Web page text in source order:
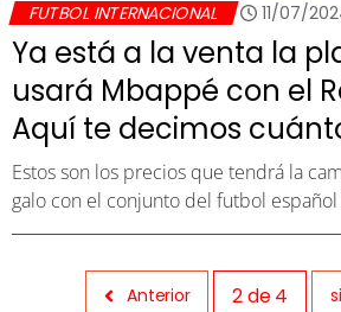
FUTBOL INTERNACIONAL 11/07/
Ya está a la venta la
usará Mbappé con el
Aquí te decimos
Estos son los precios que tendrá la
galo con el conjunto del futbol español
Anterior 2de4